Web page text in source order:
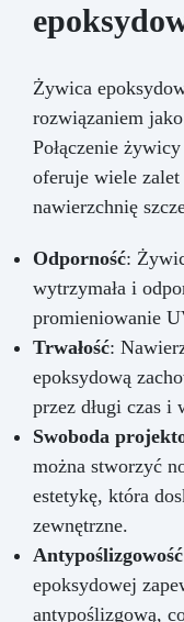
Żywica
rozwiązaniem
Połączenie
oferuje wiele
nawierzchnię
Odporność:
wytrzymała i
promieniowanie
Trwałość:
epoksydową
przez długi czas
Swoboda
można stworzyć
estetykę, która
zewnętrzne.
Antypoślizgowość
epoksydowej
antypoślizgową,